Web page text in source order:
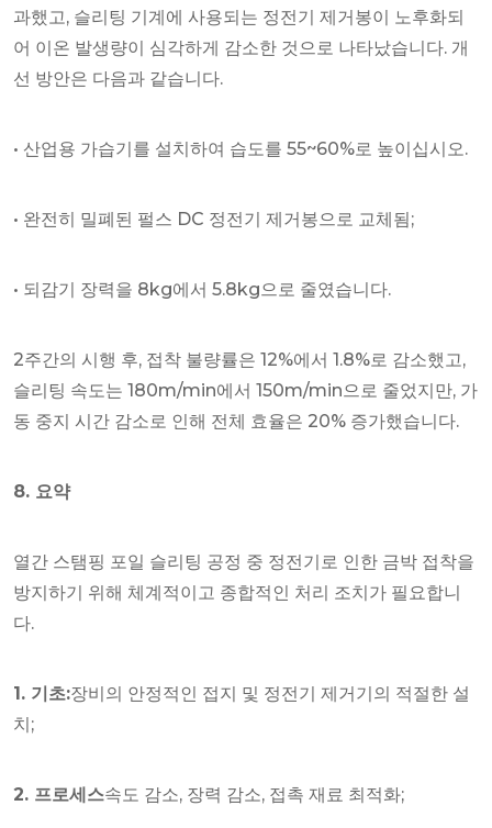
과했고, 슬리팅 기계에 사용되는 정전기 제거봉이 노후화되
어 이온 발생량이 심각하게 감소한 것으로 나타났습니다. 개
선 방안은 다음과 같습니다.
• 산업용 가습기를 설치하여 습도를 55~60%로 높이십시오.
• 완전히 밀폐된 펄스 DC 정전기 제거봉으로 교체됨;
• 되감기 장력을 8kg에서 5.8kg으로 줄였습니다.
2주간의 시행 후, 접착 불량률은 12%에서 1.8%로 감소했고,
슬리팅 속도는 180m/min에서 150m/min으로 줄었지만, 가
동 중지 시간 감소로 인해 전체 효율은 20% 증가했습니다.
8. 요약
열간 스탬핑 포일 슬리팅 공정 중 정전기로 인한 금박 접착을
방지하기 위해 체계적이고 종합적인 처리 조치가 필요합니
다.
1. 기초:장비의 안정적인 접지 및 정전기 제거기의 적절한 설
치;
2. 프로세스속도 감소, 장력 감소, 접촉 재료 최적화;